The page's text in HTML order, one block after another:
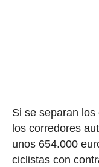
Si se separan
los corredores
unos 654.000
ciclistas con